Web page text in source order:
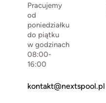
Pracujemy
od
poniedziałku
do piątku
w godzinach
08:00-
16:00
kontakt@nextspool.pl